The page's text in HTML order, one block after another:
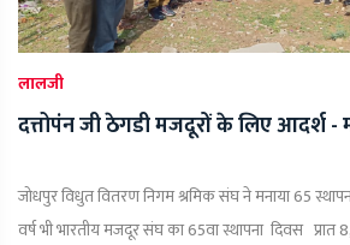
लालजी
दत्तोपंन जी ठेगडी मजदूरों के लिए आदर्श -
जोधपुर विधुत वितरण निगम श्रमिक संघ ने मनाया 65
वर्ष भी भारतीय मजदूर संघ का 65वा स्थापना दिवस